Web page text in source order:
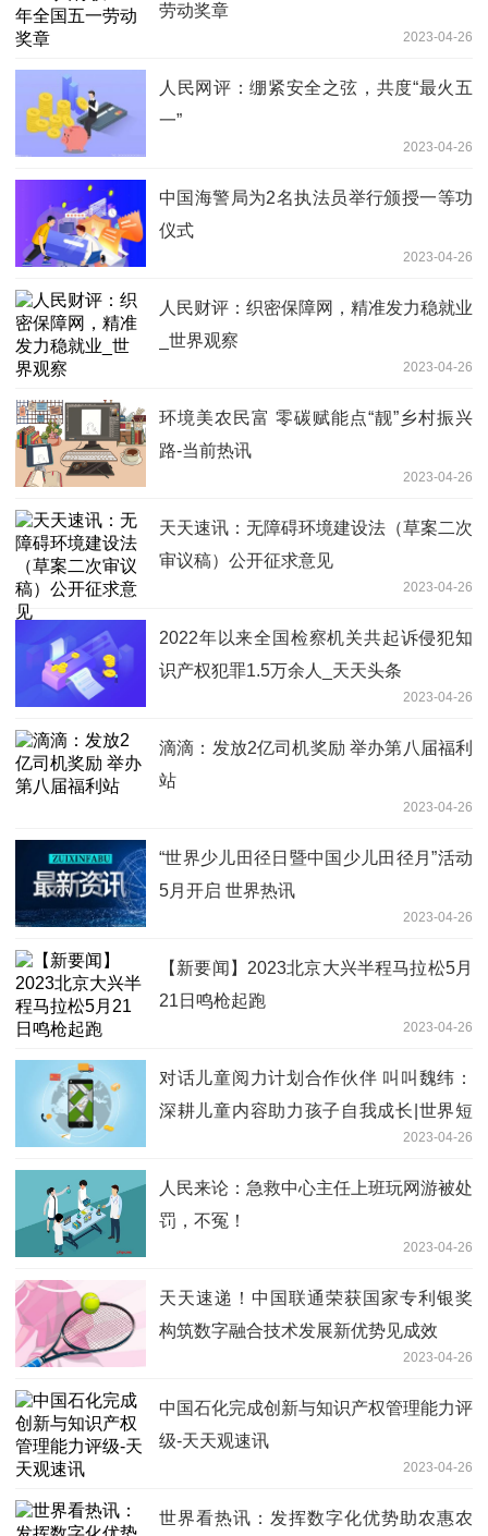
劳动奖章
2023-04-26
人民网评：绷紧安全之弦，共度“最火五
一”
2023-04-26
中国海警局为2名执法员举行颁授一等功
仪式
2023-04-26
人民财评：织密保障网，精准发力稳就业
_世界观察
2023-04-26
环境美农民富 零碳赋能点“靓”乡村振兴
路-当前热讯
2023-04-26
天天速讯：无障碍环境建设法（草案二次
审议稿）公开征求意见
2023-04-26
2022年以来全国检察机关共起诉侵犯知
识产权犯罪1.5万余人_天天头条
2023-04-26
滴滴：发放2亿司机奖励 举办第八届福利
站
2023-04-26
“世界少儿田径日暨中国少儿田径月”活动
5月开启 世界热讯
2023-04-26
【新要闻】2023北京大兴半程马拉松5月
21日鸣枪起跑
2023-04-26
对话儿童阅力计划合作伙伴 叫叫魏纬：
深耕儿童内容助力孩子自我成长|世界短
2023-04-26
人民来论：急救中心主任上班玩网游被处
罚，不冤！
2023-04-26
天天速递！中国联通荣获国家专利银奖
构筑数字融合技术发展新优势见成效
2023-04-26
中国石化完成创新与知识产权管理能力评
级-天天观速讯
2023-04-26
世界看热讯：发挥数字化优势助农惠农